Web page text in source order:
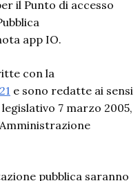
il Punto di accesso
app IO.
con la
e sono redatte ai sensi
7 marzo 2005,
pubblica saranno